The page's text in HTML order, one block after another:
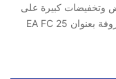
وتخفيضات كبيرة على
لعبة فيفا الأحدث من شركة EA والمعروفة بعنوان EA FC 25